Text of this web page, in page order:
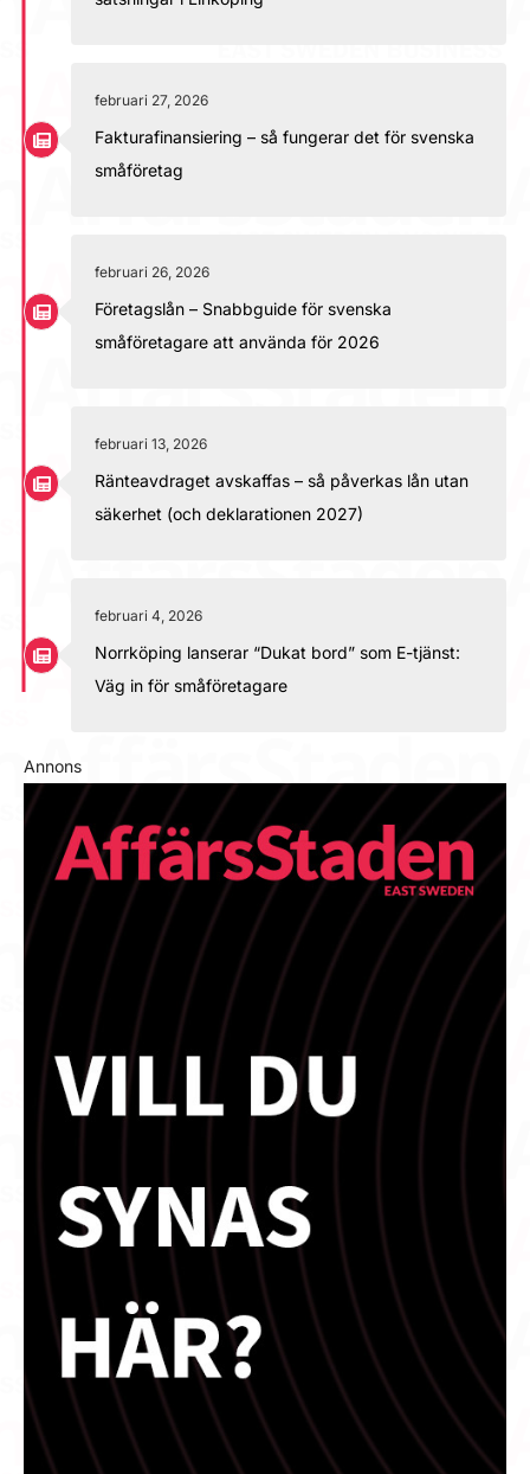
februari 27, 2026
Fakturafinansiering – så fungerar det för svenska
småföretag
februari 26, 2026
Företagslån – Snabbguide för svenska
småföretagare att använda för 2026
februari 13, 2026
Ränteavdraget avskaffas – så påverkas lån utan
säkerhet (och deklarationen 2027)
februari 4, 2026
Norrköping lanserar “Dukat bord” som E-tjänst:
Väg in för småföretagare
Annons